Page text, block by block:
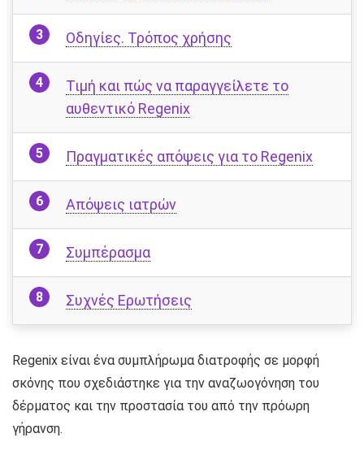
Οδηγίες. Τρόπος χρήσης
Τιμή και πώς να παραγγείλετε το
αυθεντικό Regenix
Πραγματικές απόψεις για το Regenix
Απόψεις ιατρών
Συμπέρασμα
Συχνές Ερωτήσεις
Regenix είναι ένα συμπλήρωμα διατροφής σε μορφή
σκόνης που σχεδιάστηκε για την αναζωογόνηση του
δέρματος και την προστασία του από την πρόωρη
γήρανση.